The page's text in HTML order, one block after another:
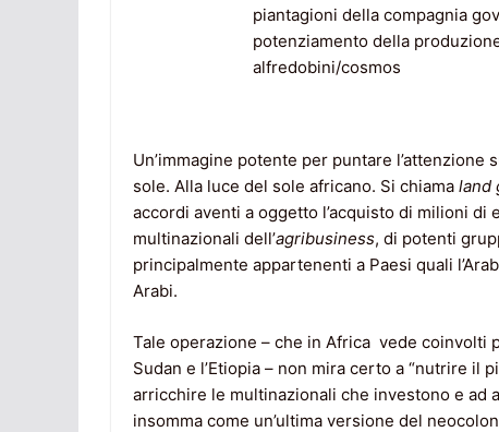
piantagioni della compagnia
potenziamento della
alfredobini/cosmos
Un’immagine potente per puntare
sole. Alla luce del sole africano. Si chiama land
accordi aventi a oggetto l’acquisto di milioni
multinazionali dell’agribusiness, di potenti
principalmente appartenenti a Paesi quali
Arabi.
Tale operazione – che in Africa vede coinvolti
Sudan e l’Etiopia – non mira certo a “nutrire il
arricchire le multinazionali che investono e ad
insomma come un’ultima versione del